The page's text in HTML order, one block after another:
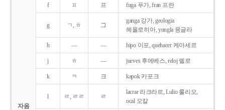
자음
f ㅍ 프 fuga 푸가, fran 프란
g ㄱ, ㅎ 그
ganga 강가, geologia
헤올로히아, yungla 융글라
h ― ― hipo 이포, quehacer 케아세르
j ㅎ ― jueves 후에베스, reloj 렐로
k ㅋ 크 kapok 카포크
l ㄹ, ㄹㄹ ㄹ
lacrar 라크라르, Lulio 룰리오,
ocal 오칼